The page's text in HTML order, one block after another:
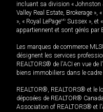
incluant sa division « Johnston
Valley Real Estate, Brokerage »,
», « Royal LePageMD Sussex », et
appartiennent et sont gérés par
Les marques de commerce
désignent les services
REALTORS® de l'ACI en vue de
biens immobiliers dans le
REALTOR®, REALTORS® et le
déposées de REALTOR®
Association of REALTORS® et